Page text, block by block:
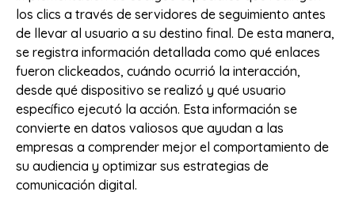
los clics a través de servidores de seguimiento antes
de llevar al usuario a su destino final. De esta manera,
se registra información detallada como qué enlaces
fueron clickeados, cuándo ocurrió la interacción,
desde qué dispositivo se realizó y qué usuario
específico ejecutó la acción. Esta información se
convierte en datos valiosos que ayudan a las
empresas a comprender mejor el comportamiento de
su audiencia y optimizar sus estrategias de
comunicación digital.